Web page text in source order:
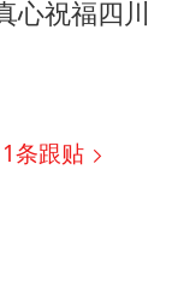
心祝福四川
条跟贴